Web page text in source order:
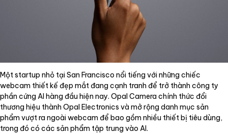
Một startup nhỏ tại San Francisco nổi tiếng với những chiếc
webcam thiết kế đẹp mắt đang cạnh tranh để trở thành công ty
phần cứng AI hàng đầu hiện nay. Opal Camera chính thức đổi
thương hiệu thành Opal Electronics và mở rộng danh mục sản
phẩm vượt ra ngoài webcam để bao gồm nhiều thiết bị tiêu dùng,
trong đó có các sản phẩm tập trung vào AI.